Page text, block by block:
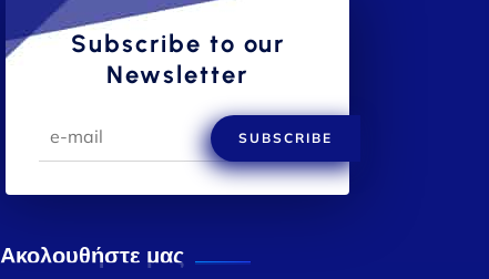
Subscribe to our
Newsletter
SUBSCRIBE
Ακολουθήστε μας